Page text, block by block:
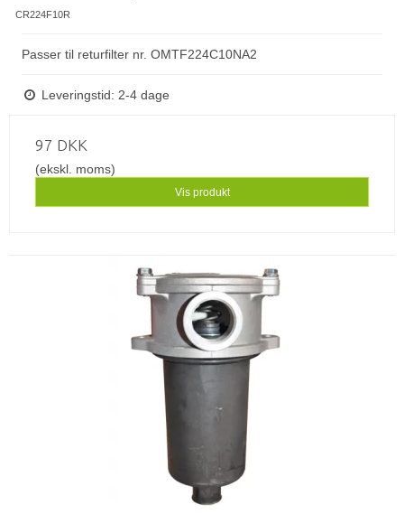
CR224F10R
Passer til returfilter nr. OMTF224C10NA2
Leveringstid: 2-4 dage
97 DKK
(ekskl. moms)
Vis produkt